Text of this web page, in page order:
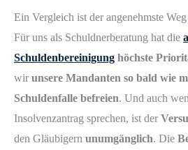
r
Ein Vergleich ist der angenehmste
Für uns als Schuldnerberatung hat die
Schuldenbereinigung höchste
wir unsere Mandanten so bald wie
Schuldenfalle befreien. Und auch
Insolvenzantrag sprechen, ist der
den Gläubigern unumgänglich. Die